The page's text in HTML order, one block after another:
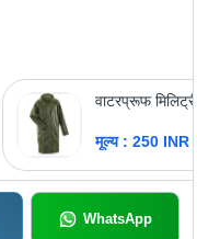
वाटरप्रूफ
मूल्य : 250 INR
WhatsApp